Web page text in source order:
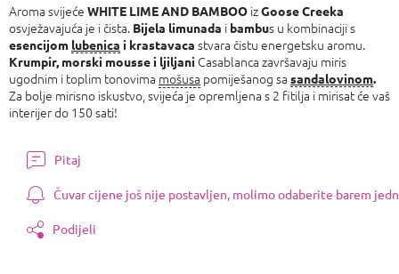
Aroma svijeće WHITE LIME AND BAMBOO izGoose Creeka
osvježavajuća je i čista. Bijela limunada i bambus u kombinaciji s
esencijom lubenica i krastavaca stvara čistu energetsku aromu.
Krumpir, morski mousse i ljiljani Casablanca završavaju miris
ugodnim i toplim tonovima mošusa pomiješanog sa sandalovinom.
Za bolje mirisno iskustvo, svijeća je opremljena s 2 fitilja i mirisat će vaš
interijer do 150 sati!
Pitaj
Čuvar cijene još nije postavljen, molimo odaberite barem
Podijeli